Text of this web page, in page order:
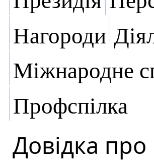
Нагороди
Міжнародне
Профспілка
Довідка